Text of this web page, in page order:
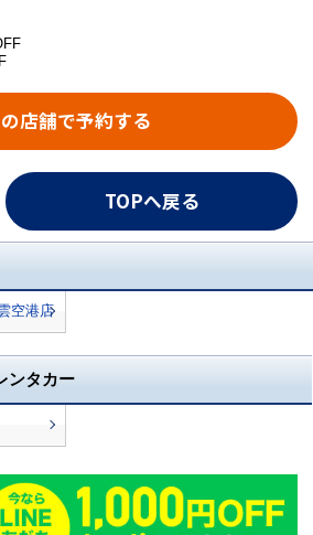
店舗で予約する
TOPへ戻る
空港店
ンタカー